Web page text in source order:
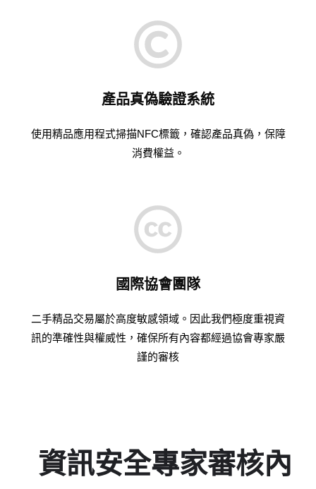
產品真偽驗證系統
使用精品應用程式掃描NFC標籤，確認產品真偽，保障
消費權益。
國際協會團隊
二手精品交易屬於高度敏感領域。因此我們極度重視資
訊的準確性與權威性，確保所有內容都經過協會專家嚴
謹的審核
資訊安全專家審核內